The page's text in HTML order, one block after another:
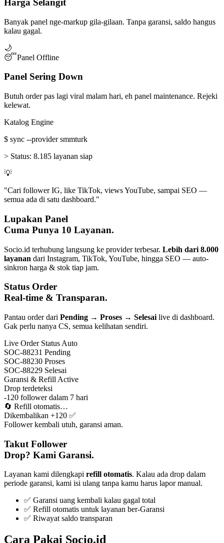
Harga Selangit
Banyak panel nge-markup gila-gilaan. Tanpa garansi, saldo hangus
kalau gagal.
🌙
😴Panel Offline
Panel Sering Down
Butuh order pas lagi viral malam hari, eh panel maintenance. Rejeki
kelewat.
Katalog Engine
$ sync --provider smmturk
> Status: 8.185 layanan siap
💡
"Cari follower IG, like TikTok, views YouTube, sampai SEO —
semua ada di satu dashboard."
Lupakan Panel
Cuma Punya 10 Layanan.
Socio.id terhubung langsung ke provider terbesar. Lebih dari 8.000
layanan dari Instagram, TikTok, YouTube, hingga SEO — auto-
sinkron harga & stok tiap jam.
Status Order
Real-time & Transparan.
Pantau order dari Pending → Proses → Selesai live di dashboard.
Gak perlu nanya CS, semua kelihatan sendiri.
Live Order Status Auto
SOC-88231 Pending
SOC-88230 Proses
SOC-88229 Selesai
Garansi & Refill Active
Drop terdeteksi
-120 follower dalam 7 hari
🔄 Refill otomatis…
Dikembalikan +120 ✅
Follower kembali utuh, garansi aman.
Takut Follower
Drop? Kami Garansi.
Layanan kami dilengkapi refill otomatis. Kalau ada drop dalam
periode garansi, kami isi ulang tanpa kamu harus lapor manual.
✅ Garansi uang kembali kalau gagal total
✅ Refill otomatis untuk layanan ber-Garansi
✅ Riwayat saldo transparan
Cara Pakai Socio.id